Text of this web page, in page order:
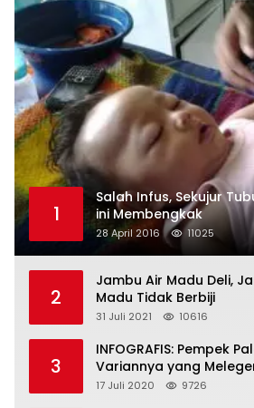
1
Salah Infus, Sekujur
ini Membengkak
28 April 2016 11025
2
Jambu Air Madu Deli,
Madu Tidak Berbiji
31 Juli 2021 10616
3
INFOGRAFIS: Pempek
Variannya yang
17 Juli 2020 9726